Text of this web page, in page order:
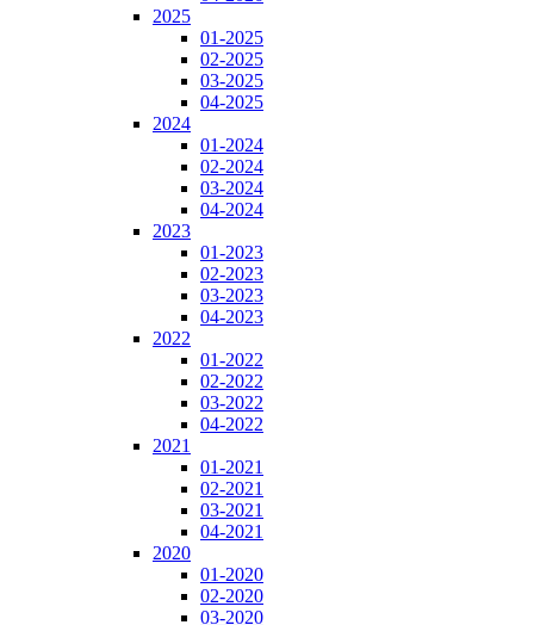
2025
01-2025
02-2025
03-2025
04-2025
2024
01-2024
02-2024
03-2024
04-2024
2023
01-2023
02-2023
03-2023
04-2023
2022
01-2022
02-2022
03-2022
04-2022
2021
01-2021
02-2021
03-2021
04-2021
2020
01-2020
02-2020
03-2020